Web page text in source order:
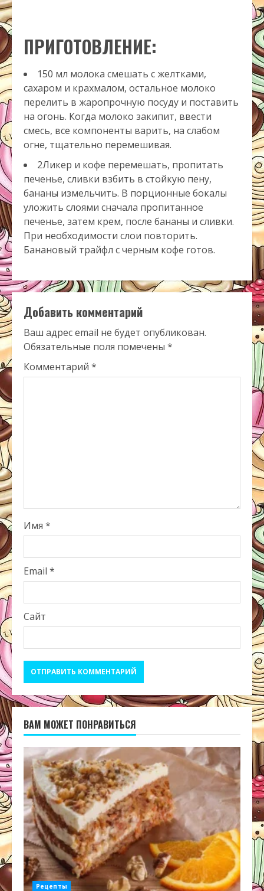
ПРИГОТОВЛЕНИЕ:
150 мл молока смешать с желтками,
сахаром и крахмалом, остальное молоко
перелить в жаропрочную посуду и поставить
на огонь. Когда молоко закипит, ввести
смесь, все компоненты варить, на слабом
огне, тщательно перемешивая.
2Ликер и кофе перемешать, пропитать
печенье, сливки взбить в стойкую пену,
бананы измельчить. В порционные бокалы
уложить слоями сначала пропитанное
печенье, затем крем, после бананы и сливки.
При необходимости слои повторить.
Банановый трайфл с черным кофе готов.
Добавить комментарий
Ваш адрес email не будет опубликован.
Обязательные поля помечены *
Комментарий *
Имя *
Email *
Сайт
ВАМ МОЖЕТ ПОНРАВИТЬСЯ
Рецепты